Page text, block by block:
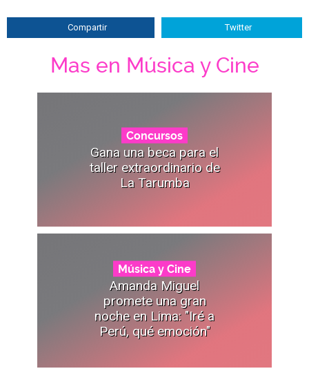
Compartir Twitter
Mas en Música y Cine
Concursos
Gana una beca para el
taller extraordinario de
La Tarumba
Música y Cine
Amanda Miguel
promete una gran
noche en Lima: "Iré a
Perú, qué emoción"